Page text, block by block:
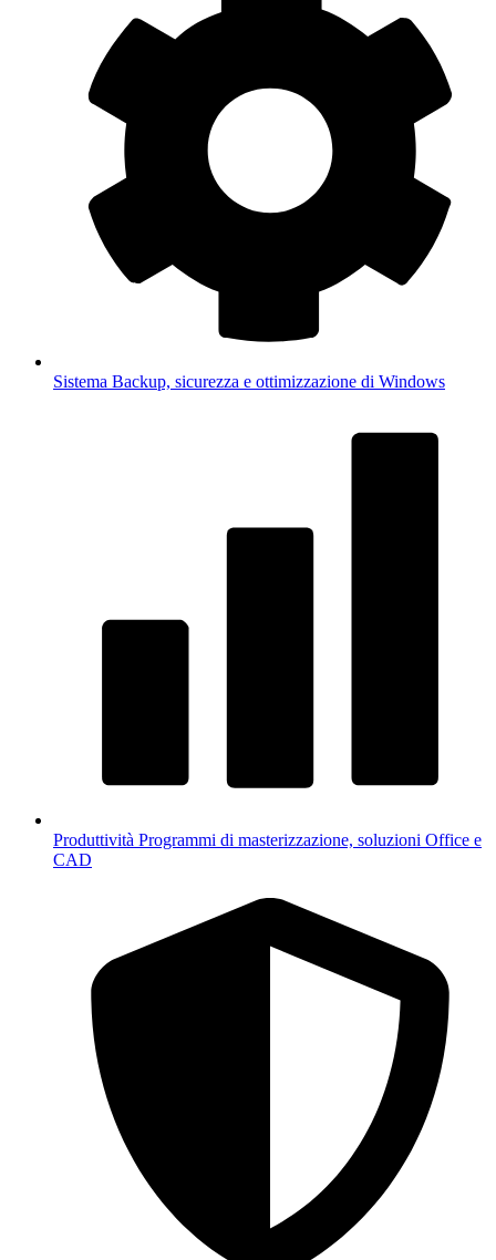
Sistema Backup, sicurezza e ottimizzazione di Windows
Produttività Programmi di masterizzazione, soluzioni Office e
CAD